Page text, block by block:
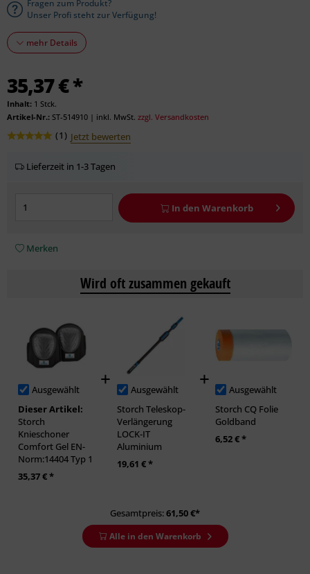
Fragen zum Produkt?
Unser Profi steht zur Verfügung!
mehr Details
35,37 € *
Inhalt: 1 Stck.
Artikel-Nr.: ST-514910 | inkl. MwSt. zzgl. Versandkosten
(1) Jetzt bewerten
Lieferzeit in 1-3 Tagen
In den Warenkorb
Merken
Wird oft zusammen gekauft
Ausgewählt
Dieser Artikel:
Storch
Knieschoner
Comfort Gel EN-
Norm:14404 Typ 1
35,37 € *
Ausgewählt
Storch Teleskop-
Verlängerung
LOCK-IT
Aluminium
19,61 € *
Ausgewählt
Storch CQ Folie
Goldband
6,52 € *
Gesamtpreis:61,50€*
Alle in den Warenkorb